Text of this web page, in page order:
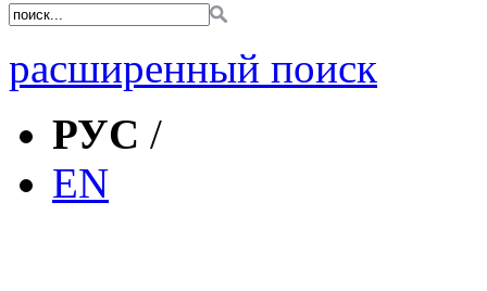
расширенный поиск
РУС /
EN